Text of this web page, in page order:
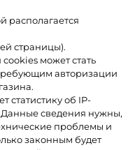
располагается
страницы).
может стать
авторизации
статистику об IP-
Данные сведения нужны,
проблемы и
законным будет